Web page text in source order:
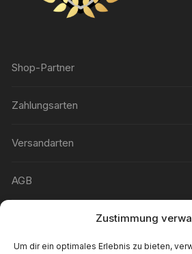
Zustimmung
Um dir ein optimales Erlebnis zu bieten,
Shop-Partner
Zahlungsarten
Versandarten
AGB
Widerrufsbelehrung